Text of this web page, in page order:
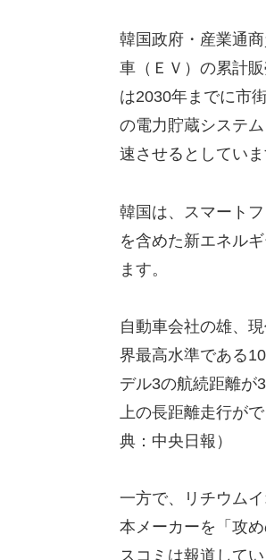
韓国政府・産業通
車（ＥＶ）の累計
は2030年までに市
の電力貯蔵システ
速させるとしていま
韓国は、スマート
を含めた新エネル
ます。
自動車会社の雄、
界最高水準である
デル3の航続距離が
上の長距離走行が
典：中央日報）
一方で、リチウム
本メーカーを「攻
スコミは報道して